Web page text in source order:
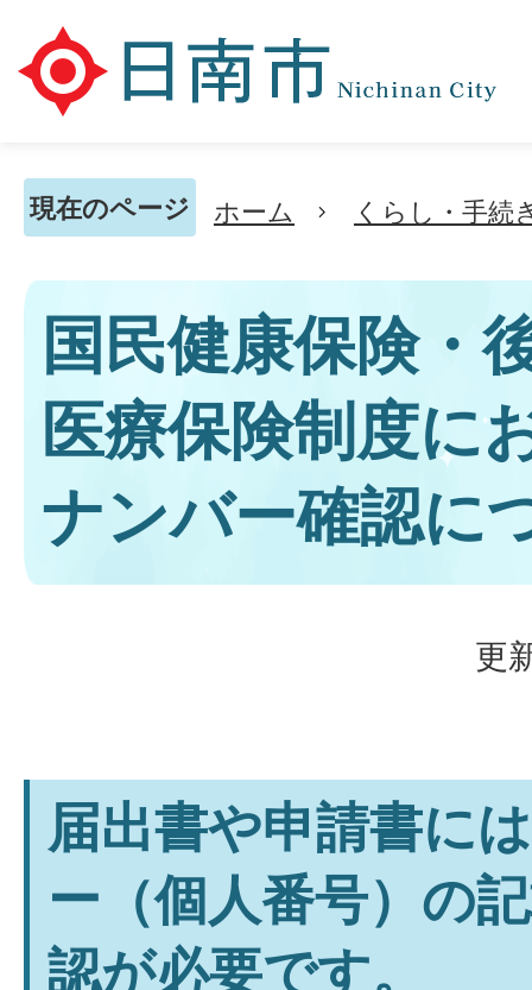
現在のページ ホーム くらし・手続
国民健康保険・
医療保険制度に
ナンバー確認に
更
届出書や申請書に
ー（個人番号）の
認が必要です。